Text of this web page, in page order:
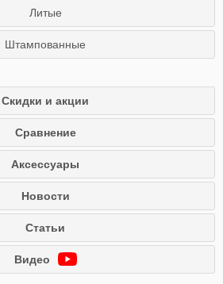
Литые
Штампованные
Скидки и акции
Сравнение
Аксессуары
Новости
Статьи
Видео